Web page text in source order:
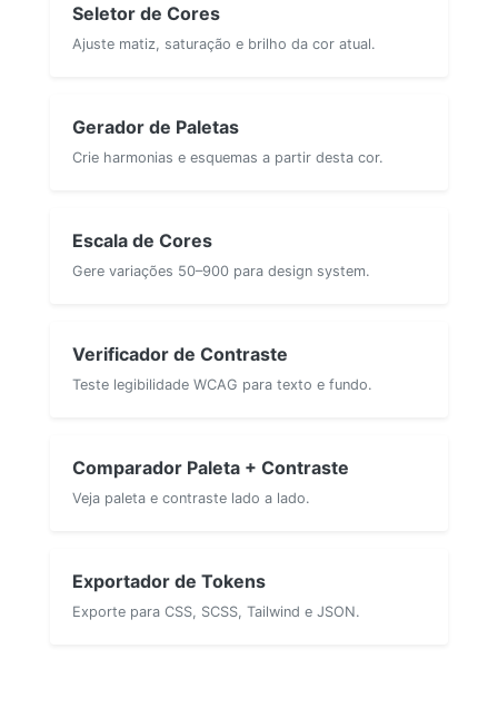
Seletor de Cores
Ajuste matiz, saturação e brilho da cor atual.
Gerador de Paletas
Crie harmonias e esquemas a partir desta cor.
Escala de Cores
Gere variações 50–900 para design system.
Verificador de Contraste
Teste legibilidade WCAG para texto e fundo.
Comparador Paleta + Contraste
Veja paleta e contraste lado a lado.
Exportador de Tokens
Exporte para CSS, SCSS, Tailwind e JSON.